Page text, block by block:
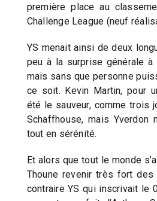
première place au
Challenge League (neuf
YS menait ainsi de deux
peu à la surprise générale à
mais sans que personne
ce soit. Kevin Martin, pour
été le sauveur, comme trois
Schaffhouse, mais Yverdon
tout en sérénité.
Et alors que tout le monde
Thoune revenir très fort des
contraire YS qui inscrivait le